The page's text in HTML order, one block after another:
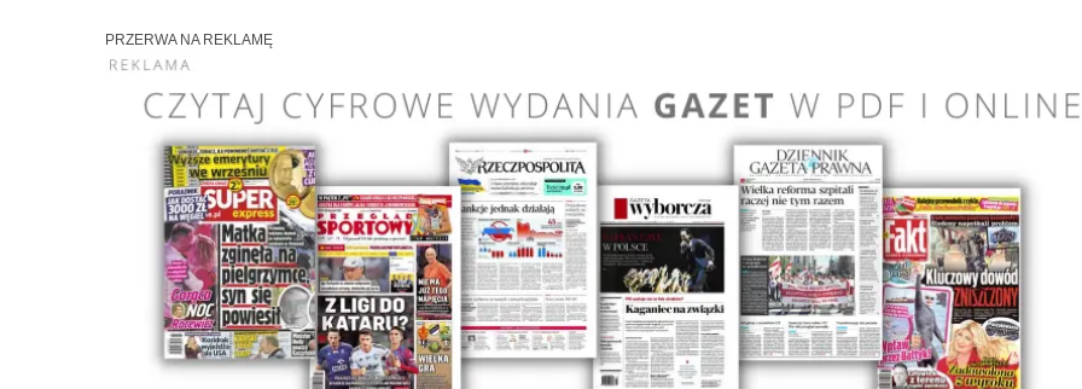
PRZERWA NA REKLAMĘ